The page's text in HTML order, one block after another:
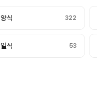
양식 322
일식 53